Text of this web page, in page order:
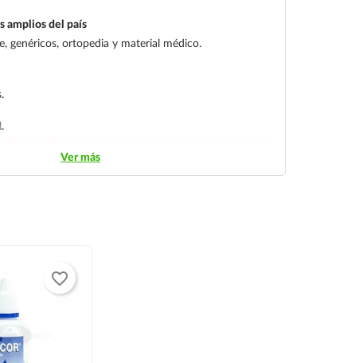
amplios del país
genéricos, ortopedia y material médico.
y entrega segura.
Ver más
favorite_border